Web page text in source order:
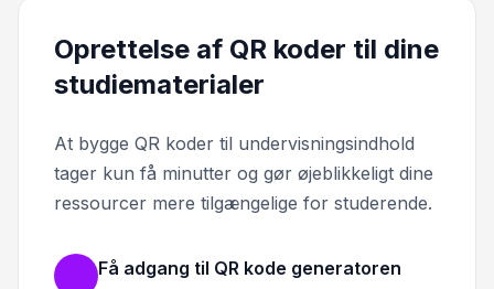
Oprettelse af QR koder til dine
studiematerialer
At bygge QR koder til undervisningsindhold
tager kun få minutter og gør øjeblikkeligt dine
ressourcer mere tilgængelige for studerende.
Få adgang til QR kode generatoren